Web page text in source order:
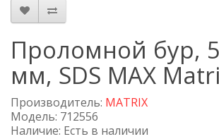
Проломной бур,
мм, SDS MAX
Производитель: MATRIX
Модель: 712556
Наличие: Есть в наличии